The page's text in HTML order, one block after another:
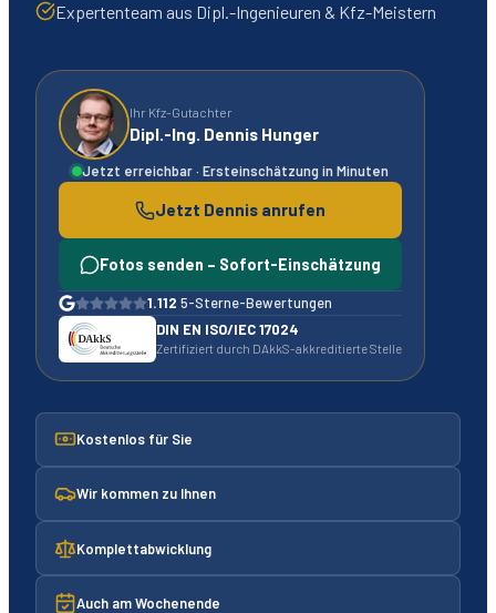
Expertenteam aus Dipl.-Ingenieuren & Kfz-Meistern
Ihr Kfz-Gutachter
Dipl.-Ing. Dennis Hunger
Jetzt erreichbar · Ersteinschätzung in Minuten
Jetzt Dennis anrufen
Fotos senden – Sofort-Einschätzung
1.112 5-Sterne-Bewertungen
DIN EN ISO/IEC 17024
Zertifiziert durch DAkkS-akkreditierte Stelle
Kostenlos für Sie
Wir kommen zu Ihnen
Komplettabwicklung
Auch am Wochenende